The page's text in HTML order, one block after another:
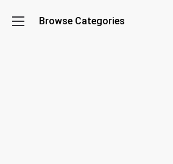
Browse Categories